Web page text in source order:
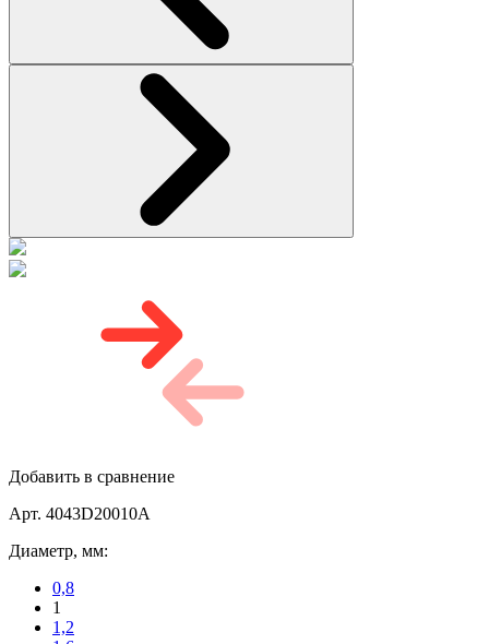
Добавить в сравнение
Арт. 4043D20010A
Диаметр, мм:
0,8
1
1,2